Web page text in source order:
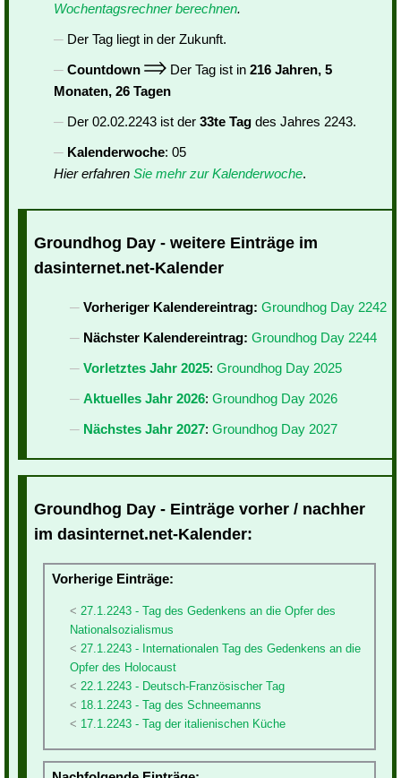
Wochentagsrechner berechnen.
Der Tag liegt in der Zukunft.
Countdown
Der Tag ist in 216 Jahren, 5
Monaten, 26 Tagen
Der 02.02.2243 ist der 33te Tag des Jahres 2243.
Kalenderwoche: 05
Hier erfahren Sie mehr zur Kalenderwoche.
Groundhog Day - weitere Einträge im
dasinternet.net-Kalender
Vorheriger Kalendereintrag: Groundhog Day 2242
Nächster Kalendereintrag: Groundhog Day 2244
Vorletztes Jahr 2025: Groundhog Day 2025
Aktuelles Jahr 2026: Groundhog Day 2026
Nächstes Jahr 2027: Groundhog Day 2027
Groundhog Day - Einträge vorher / nachher
im dasinternet.net-Kalender:
Vorherige Einträge:
27.1.2243 - Tag des Gedenkens an die Opfer des
Nationalsozialismus
27.1.2243 - Internationalen Tag des Gedenkens an die
Opfer des Holocaust
22.1.2243 - Deutsch-Französischer Tag
18.1.2243 - Tag des Schneemanns
17.1.2243 - Tag der italienischen Küche